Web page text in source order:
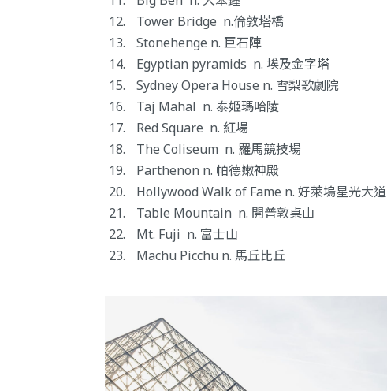
Tower Bridge n.倫敦塔橋
Stonehenge n. 巨石陣
Egyptian pyramids n. 埃及金字塔
Sydney Opera House n. 雪梨歌劇院
Taj Mahal n. 泰姬瑪哈陵
Red Square n. 紅場
The Coliseum n. 羅馬競技場
Parthenon n. 帕德嫩神殿
Hollywood Walk of Fame n. 好萊塢星光大道
Table Mountain n. 開普敦桌山
Mt. Fuji n. 富士山
Machu Picchu n. 馬丘比丘